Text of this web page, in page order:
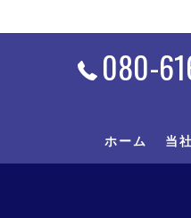
080-
ホーム 当